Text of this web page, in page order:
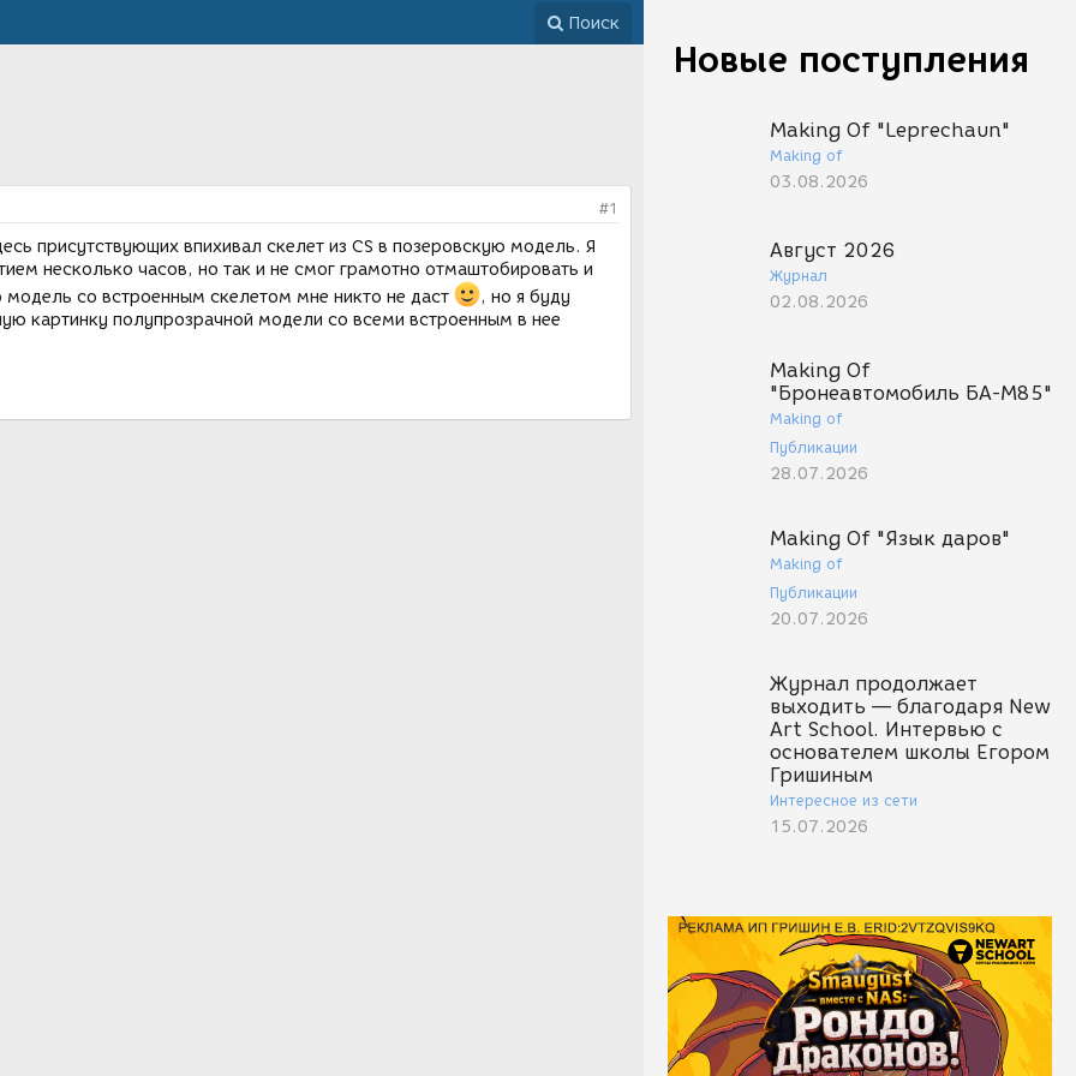
Новые поступления
Making Of "Leprechaun"
Making of
03.08.2026
Август 2026
Журнал
02.08.2026
Making Of
"Бронеавтомобиль БА-М85"
Making of
Публикации
28.07.2026
Making Of "Язык даров"
Making of
Публикации
20.07.2026
Журнал продолжает
выходить — благодаря New
Art School. Интервью с
основателем школы Егором
Гришиным
Интересное из сети
15.07.2026
Поиск
#1
присутствующих впихивал скелет из CS в позеровскую модель. Я
несколько часов, но так и не смог грамотно отмаштобировать и
модель со встроенным скелетом мне никто не даст
, но я буду
картинку полупрозрачной модели со всеми встроенным в нее